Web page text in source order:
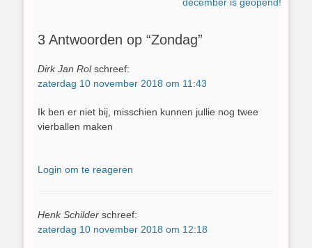
3 Antwoorden op “Zondag”
Dirk Jan Rol schreef:
zaterdag 10 november 2018 om 11:43
Ik ben er niet bij, misschien kunnen jullie nog twee
vierballen maken
Login om te reageren
Henk Schilder schreef:
zaterdag 10 november 2018 om 12:18